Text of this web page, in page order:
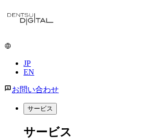
メ
コ
ツ
JP
EN
お問い合わせ
サービス
サービス